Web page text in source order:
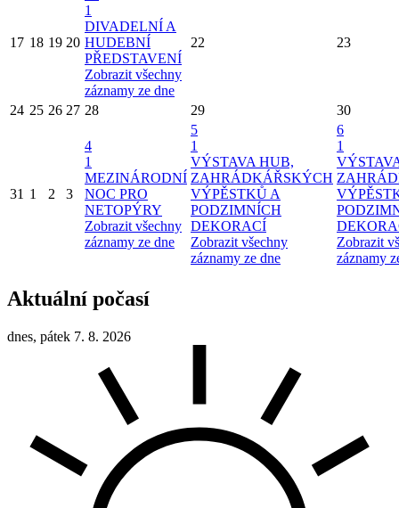
17 18 19 20
1
DIVADELNÍ A
HUDEBNÍ
PŘEDSTAVENÍ
Zobrazit všechny
záznamy ze dne
22 23
24 25 26 27 28 29 30
31 1 2 3
4
1
MEZINÁRODNÍ
NOC PRO
NETOPÝRY
Zobrazit všechny
záznamy ze dne
5
1
VÝSTAVA HUB,
ZAHRÁDKÁŘSKÝCH
VÝPĚSTKŮ A
PODZIMNÍCH
DEKORACÍ
Zobrazit všechny
záznamy ze dne
6
1
Zobrazit
záznamy
Aktuální počasí
dnes, pátek 7. 8. 2026